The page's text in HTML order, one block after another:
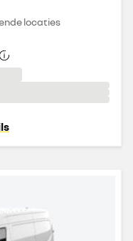
locaties